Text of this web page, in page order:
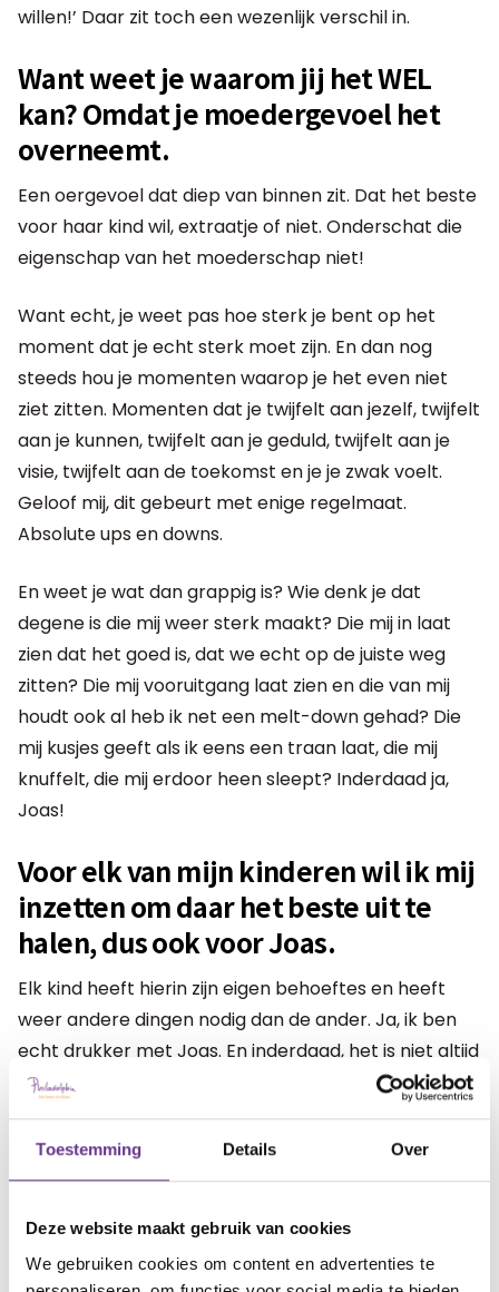
Toestemming Details Over
Deze website maakt gebruik van cookies
We gebruiken cookies om content en advertenties te
willen!’ Daar zit toch een wezenlijk verschil in.
Want weet je waarom jij het WEL
kan? Omdat je moedergevoel het
overneemt.
Een oergevoel dat diep van binnen zit. Dat het beste
voor haar kind wil, extraatje of niet. Onderschat die
eigenschap van het moederschap niet!
Want echt, je weet pas hoe sterk je bent op het
moment dat je echt sterk moet zijn. En dan nog
steeds hou je momenten waarop je het even niet
ziet zitten. Momenten dat je twijfelt aan jezelf, twijfelt
aan je kunnen, twijfelt aan je geduld, twijfelt aan je
visie, twijfelt aan de toekomst en je je zwak voelt.
Geloof mij, dit gebeurt met enige regelmaat.
Absolute ups en downs.
En weet je wat dan grappig is? Wie denk je dat
degene is die mij weer sterk maakt? Die mij in laat
zien dat het goed is, dat we echt op de juiste weg
zitten? Die mij vooruitgang laat zien en die van mij
houdt ook al heb ik net een melt-down gehad? Die
mij kusjes geeft als ik eens een traan laat, die mij
knuffelt, die mij erdoor heen sleept? Inderdaad ja,
Joas!
Voor elk van mijn kinderen wil ik mij
inzetten om daar het beste uit te
halen, dus ook voor Joas.
Elk kind heeft hierin zijn eigen behoeftes en heeft
weer andere dingen nodig dan de ander. Ja, ik ben
echt drukker met Joas. En inderdaad, het is niet altijd
rozengeur en maneschijn. Überhaupt is het
ouderschap niet altijd rozengeur en maneschijn, is
mijn mening. Maar als moeder heb dat voor je kind
over.
Voor je kind wil je naar het einde van de wereld
reizen, als je weet dat dat de juiste weg is.